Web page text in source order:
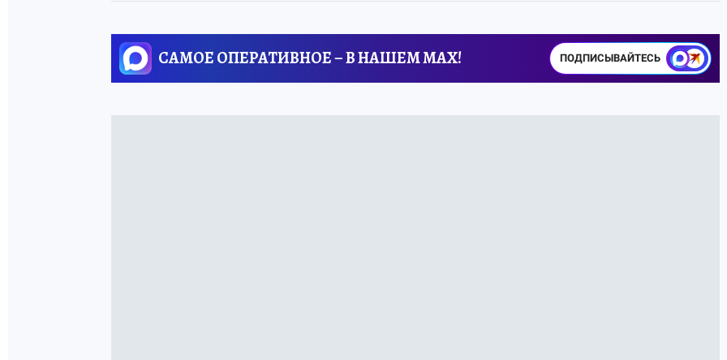
САМОЕ ОПЕРАТИВНОЕ – В НАШЕМ MAX! ПОДПИСЫВАЙТЕСЬ